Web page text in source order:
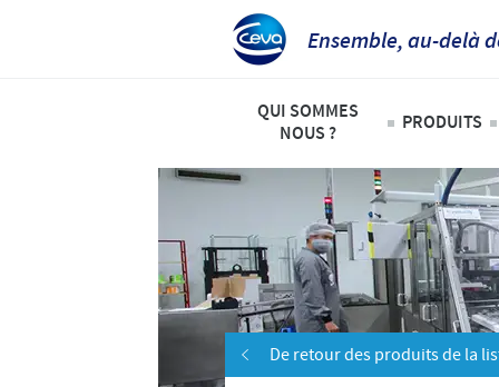
Ensemble, au-delà
QUI SOMMES
NOUS ?
Ceva Afrique Intertropicale
Aperçu de la société
Notre mission
Nos activités
Nos valeurs
PRODUITS
Liste
Bovins
Ovins –
Volailles
De retour des produits de la